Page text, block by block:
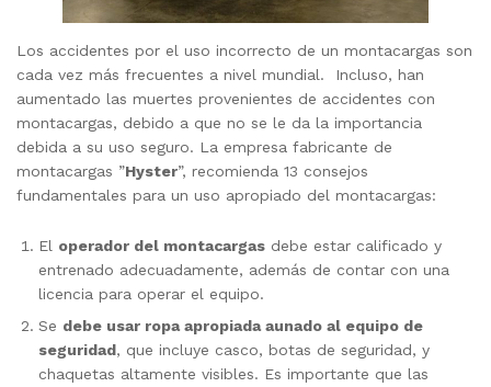
Los accidentes por el uso incorrecto de un montacargas son
cada vez más frecuentes a nivel mundial.
Incluso, han
aumentado las muertes provenientes de accidentes con
montacargas, debido a que no se le da la importancia
debida a su uso seguro. La empresa fabricante de
montacargas ”Hyster”, recomienda 13 consejos
fundamentales para un uso apropiado del montacargas:
El operador del montacargas debe estar calificado y
entrenado adecuadamente, además de contar con una
licencia para operar el equipo.
Se debe usar ropa apropiada aunado al equipo de
seguridad, que incluye casco, botas de seguridad, y
chaquetas altamente visibles. Es importante que las